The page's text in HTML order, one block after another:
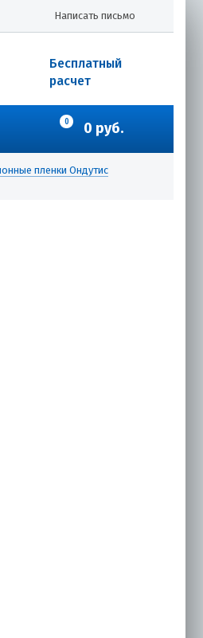
Написать письмо
Бесплатный
расчет
0 0 руб.
пленки Ондутис